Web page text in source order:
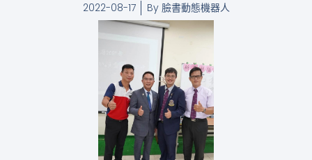
2022-08-17 By臉書動態機器人